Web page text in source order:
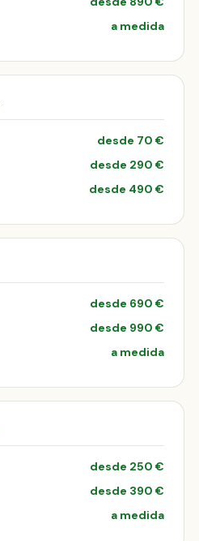
a medida
desde 70 €
desde 290 €
desde 490 €
desde 690 €
desde 990 €
a medida
desde 250 €
desde 390 €
a medida